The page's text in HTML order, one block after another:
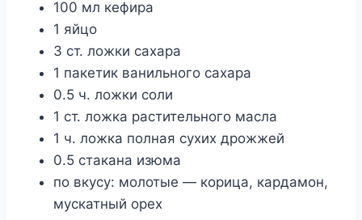
100 мл кефира
1 яйцо
3 ст. ложки сахара
1 пакетик ванильного сахара
0.5 ч. ложки соли
1 ст. ложка растительного масла
1 ч. ложка полная сухих дрожжей
0.5 стакана изюма
по вкусу: молотые — корица, кардамон,
мускатный орех